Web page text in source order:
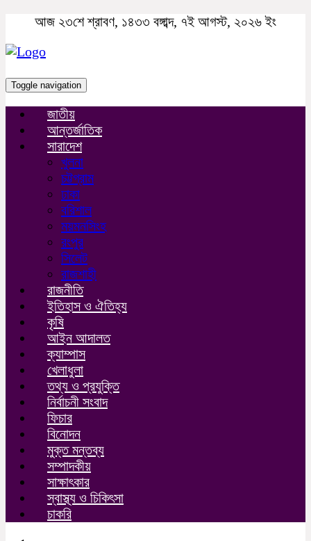
আজ ২৩শে শ্রাবণ, ১৪৩৩ বঙ্গাব্দ, ৭ই আগস্ট, ২০২৬ ইং
Toggle navigation
জাতীয়
আন্তর্জাতিক
সারাদেশ
খুলনা
চট্টগ্রাম
ঢাকা
বরিশাল
ময়মনসিংহ
রংপুর
সিলেট
রাজশাহী
রাজনীতি
ইতিহাস ও ঐতিহ্য
কৃষি
আইন আদালত
ক্যাম্পাস
খেলাধুলা
তথ্য ও প্রযুক্তি
নির্বাচনী সংবাদ
ফিচার
বিনোদন
মুক্ত মন্তব্য
সম্পাদকীয়
সাক্ষাৎকার
স্বাস্থ্য ও চিকিৎসা
চাকরি